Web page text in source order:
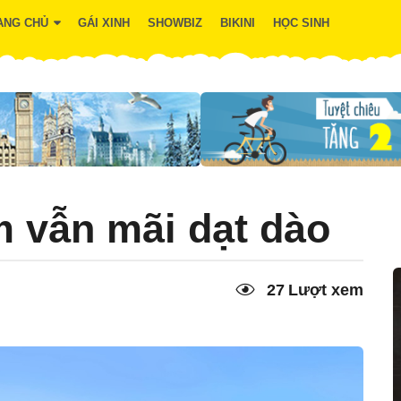
CHỦ GÁI XINH SHOWBIZ BIKINI HỌC SINH
vẫn mãi dạt dào
27 Lượt xem